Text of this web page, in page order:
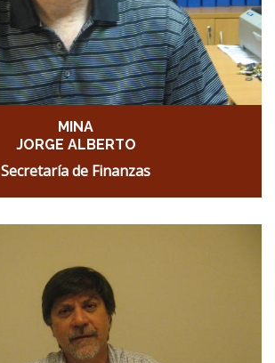
MINA
JORGE ALBERTO
Secretaría de Finanzas